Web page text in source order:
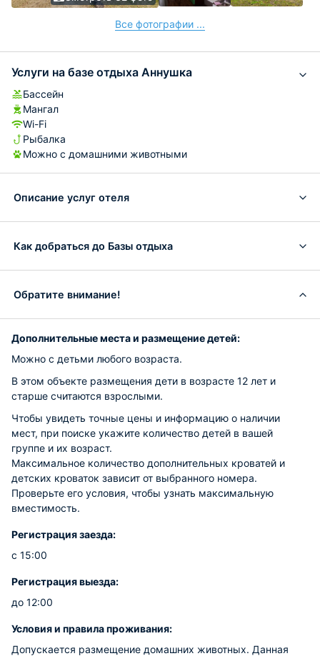
Все фотографии ...
Услуги на базе отдыха Аннушка
Бассейн
Мангал
Wi-Fi
Рыбалка
Можно с домашними животными
Описание услуг отеля
Как добраться до Базы отдыха
Обратите внимание!
Дополнительные места и размещение детей:
Можно с детьми любого возраста.
В этом объекте размещения дети в возрасте 12 лет и
старше считаются взрослыми.
Чтобы увидеть точные цены и информацию о наличии
мест, при поиске укажите количество детей в вашей
группе и их возраст.
Максимальное количество дополнительных кроватей и
детских кроваток зависит от выбранного номера.
Проверьте его условия, чтобы узнать максимальную
вместимость.
Регистрация заезда:
с 15:00
Регистрация выезда:
до 12:00
Условия и правила проживания:
Допускается размещение домашних животных. Данная